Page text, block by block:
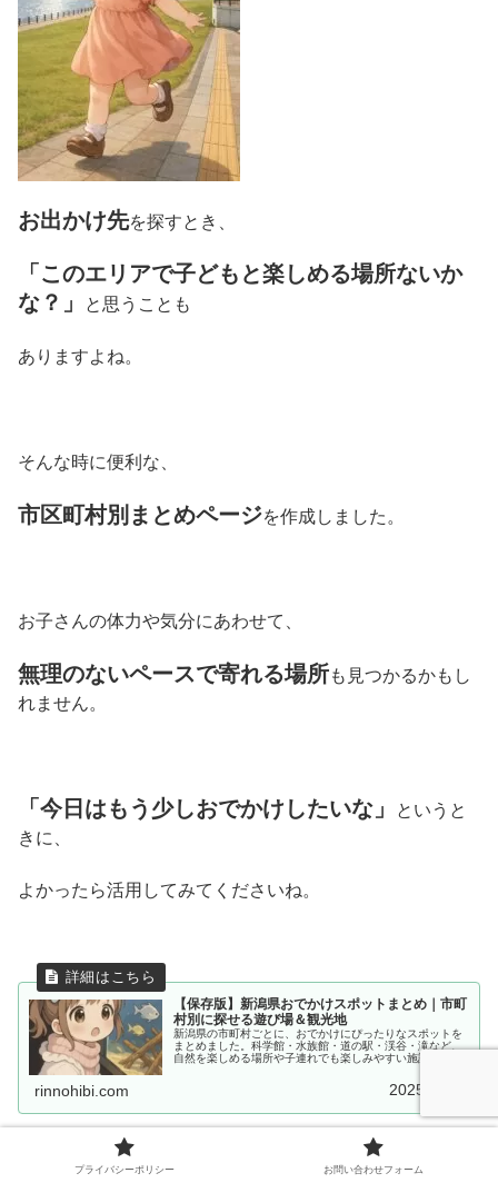
お出かけ先を探すとき、
「このエリアで子どもと楽しめる場所ないか
な？」
と思うことも
ありますよね。
そんな時に便利な、
市区町村別まとめページを作成しました。
お子さんの体力や気分にあわせて、
無理のないペースで寄れる場所も見つかるかもし
れません。
「今日はもう少しおでかけしたいな」
というと
きに、
よかったら活用してみてくださいね。
【保存版】新潟県おでかけスポットまとめ｜市町
村別に探せる遊び場＆観光地
新潟県の市町村ごとに、おでかけにぴったりなスポットを
まとめました。科学館・水族館・道の駅・渓谷・滝など、
自然を楽しめる場所や子連れでも楽しみやすい施設をご紹
rinnohibi.com 2025.07.08
プライバシーポリシー お問い合わせフォーム